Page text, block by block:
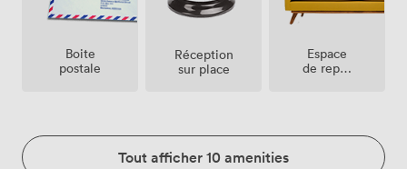
Boite
postale
Réception
sur place
Espace
de repos
Tout afficher 10 amenities